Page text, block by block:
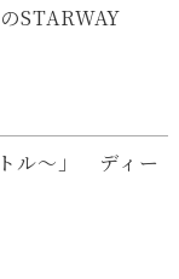
STARWAY
ル～」 ディー